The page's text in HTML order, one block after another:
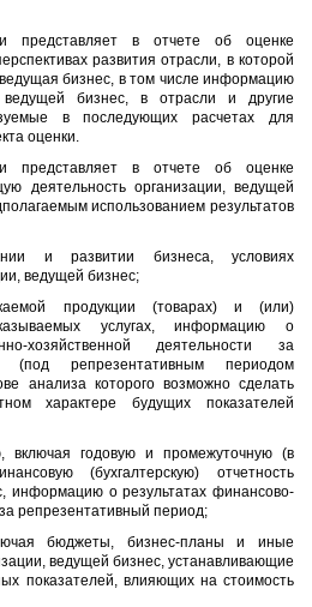
представляет в отчете об оценке
развития отрасли, в которой
бизнес, в том числе информацию
бизнес, в отрасли и другие
в последующих расчетах для
оценки.
представляет в отчете об оценке
деятельность организации, ведущей
использованием результатов
и развитии бизнеса, условиях
ведущей бизнес;
продукции (товарах) и (или)
услугах, информацию о
хозяйственной деятельности за
(под репрезентативным периодом
анализа которого возможно сделать
характере будущих показателей
годовую и промежуточную (в
(бухгалтерскую) отчетность
информацию о результатах финансово-
репрезентативный период;
бюджеты, бизнес-планы и иные
ведущей бизнес, устанавливающие
показателей, влияющих на стоимость